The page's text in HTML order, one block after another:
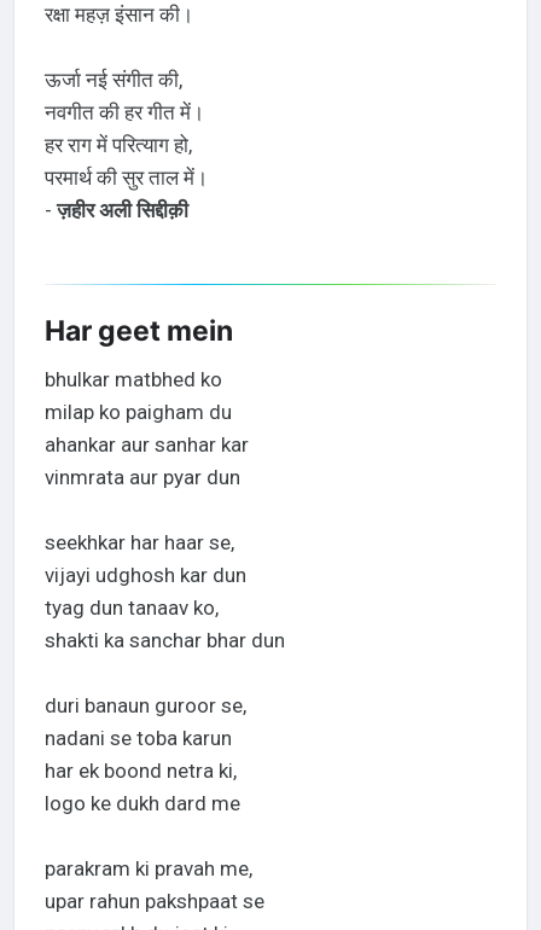
रक्षा महज़ इंसान की।
ऊर्जा नई संगीत की,
नवगीत की हर गीत में।
हर राग में परित्याग हो,
परमार्थ की सुर ताल में।
-ज़हीर अली सिद्दीक़ी
Har geet mein
bhulkar matbhed ko
milap ko paigham du
ahankar aur sanhar kar
vinmrata aur pyar dun
seekhkar har haar se,
vijayi udghosh kar dun
tyag dun tanaav ko,
shakti ka sanchar bhar dun
duri banaun guroor se,
nadani se toba karun
har ek boond netra ki,
logo ke dukh dard me
parakram ki pravah me,
upar rahun pakshpaat se